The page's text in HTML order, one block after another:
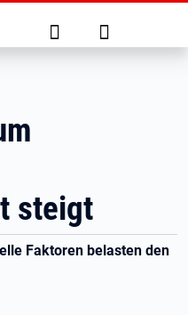
Suche Anmelden
steigt
Faktoren belasten den